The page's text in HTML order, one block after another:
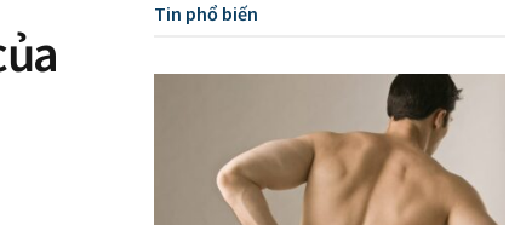
Tin phổ biến